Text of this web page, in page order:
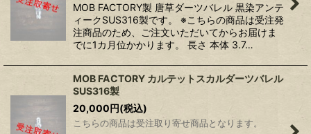
MOB FACTORY製 唐草ダーツバレル 黒染アンテ
ィークSUS316製です。 ※こちらの商品は受注発
注商品のため、ご注文いただいてからお届けま
でに1カ月位かかります。 長さ 本体 3.7…
MOB FACTORY カルテットスカルダーツバレル
SUS316製
20,000円(税込)
こちらの商品は受注取り寄せ商品となります。